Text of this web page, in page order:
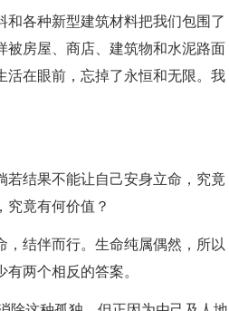
各种新型建筑材料把我们包围了
被房屋、商店、建筑物和水泥路面
活在眼前，忘掉了永恒和无限。我
若结果不能让自己安身立命，究竟
究竟有何价值？
结伴而行。生命纯属偶然，所以
两个相反的答案。